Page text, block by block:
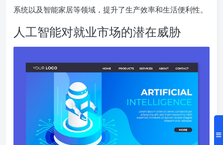
系统以及智能家居等领域，提升了生产效率和生活便利性。
人工智能对就业市场的潜在威胁